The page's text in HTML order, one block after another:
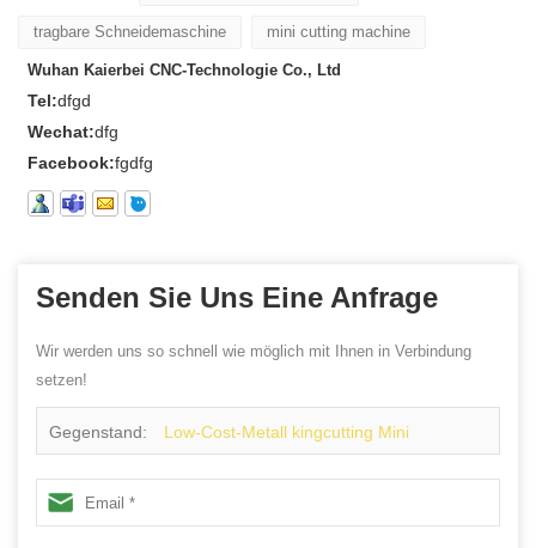
tragbare Schneidemaschine mini cutting machine
Wuhan Kaierbei CNC-Technologie Co., Ltd
Tel:dfgd
Wechat:dfg
Facebook:fgdfg
Senden Sie Uns Eine Anfrage
Wir werden uns so schnell wie möglich mit Ihnen in Verbindung
setzen!
Gegenstand: Low-Cost-Metall kingcutting Mini
Schneiden von Stahlblech Lieferanten